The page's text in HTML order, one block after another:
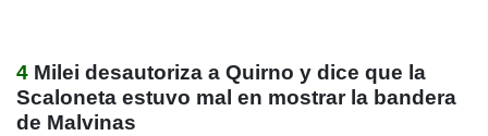
4 Milei desautoriza a Quirno y dice que la
Scaloneta estuvo mal en mostrar la bandera
de Malvinas